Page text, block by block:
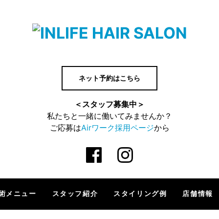
ネット予約はこちら
＜スタッフ募集中＞
私たちと一緒に働いてみませんか？
ご応募はAirワーク採用ページから
メニュー スタッフ紹介 スタイリング例 店舗情報